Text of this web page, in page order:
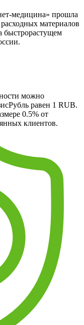
медицина» прошла
материалов
быстрорастущем
можно
равен 1 RUB.
0.5% от
клиентов.